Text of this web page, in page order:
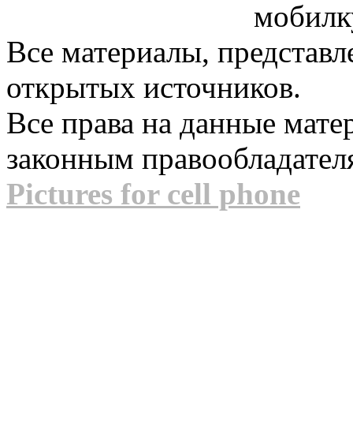
Все материалы,
открытых источников.
Все права на данные
законным
Pictures for cell phone